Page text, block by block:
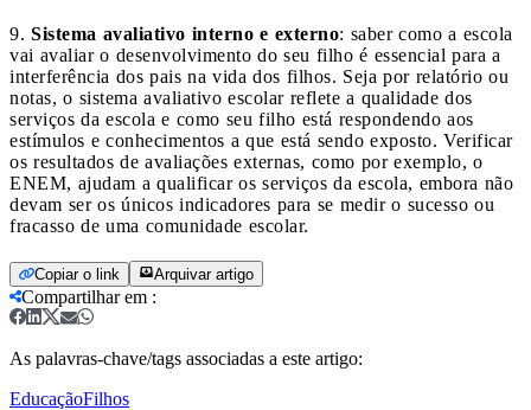
9. Sistema avaliativo interno e externo: saber como a escola
vai avaliar o desenvolvimento do seu filho é essencial para a
interferência dos pais na vida dos filhos. Seja por relatório ou
notas, o sistema avaliativo escolar reflete a qualidade dos
serviços da escola e como seu filho está respondendo aos
estímulos e conhecimentos a que está sendo exposto. Verificar
os resultados de avaliações externas, como por exemplo, o
ENEM, ajudam a qualificar os serviços da escola, embora não
devam ser os únicos indicadores para se medir o sucesso ou
fracasso de uma comunidade escolar.
Copiar o link Arquivar artigo
Compartilhar em :
As palavras-chave/tags associadas a este artigo:
EducaçãoFilhos